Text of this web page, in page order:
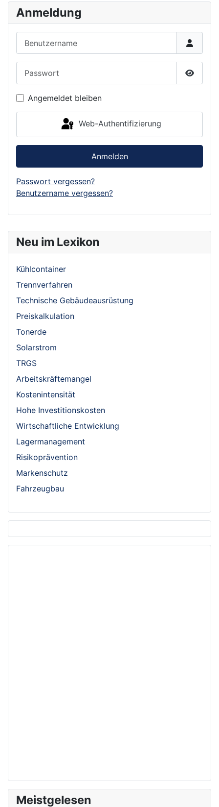
Neu im Lexikon
Kühlcontainer
Trennverfahren
Technische Gebäudeausrüstung
Preiskalkulation
Tonerde
Solarstrom
TRGS
Arbeitskräftemangel
Kostenintensität
Hohe Investitionskosten
Wirtschaftliche Entwicklung
Lagermanagement
Risikoprävention
Markenschutz
Fahrzeugbau
Meistgelesen
Anmeldung
Angemeldet bleiben
Web-Authentifizierung
Anmelden
Passwort vergessen?
Benutzername vergessen?